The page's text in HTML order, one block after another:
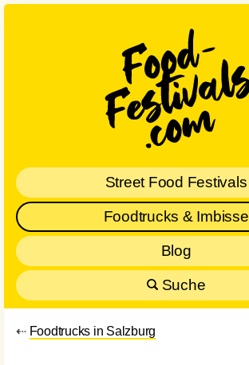
Street Food Festivals
Foodtrucks & Imbisse
Blog
Suche
⇠ Foodtrucks in Salzburg